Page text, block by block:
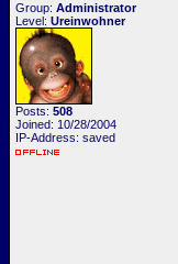
Group: Administrator
Level: Ureinwohner
Posts: 508
Joined: 10/28/2004
IP-Address: saved